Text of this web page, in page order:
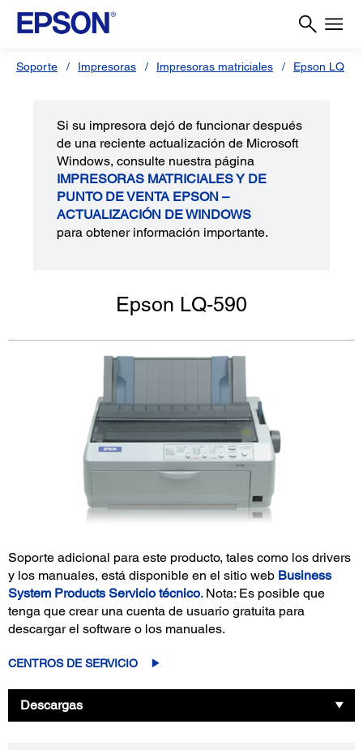
Soporte Impresoras Impresoras matriciales Epson LQ
Si su impresora dejó de funcionar después
de una reciente actualización de Microsoft
Windows, consulte nuestra página
IMPRESORAS MATRICIALES Y DE
PUNTO DE VENTA EPSON –
ACTUALIZACIÓN DE WINDOWS
para obtener información importante.
Epson LQ-590
Soporte adicional para este producto, tales como los drivers
y los manuales, está disponible en el sitio web Business
System Products Servicio técnico. Nota: Es posible que
tenga que crear una cuenta de usuario gratuita para
descargar el software o los manuales.
CENTROS DE SERVICIO
Descargas